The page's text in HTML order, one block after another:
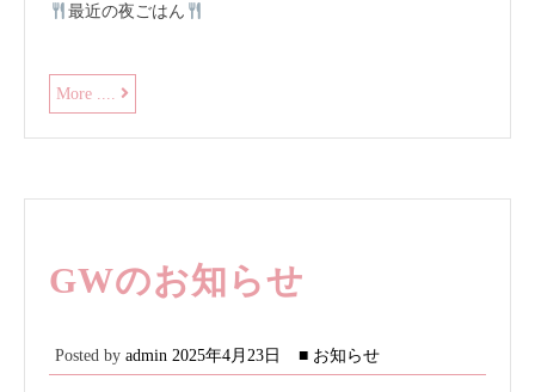
最近の夜ごはん
More .... 学
生
会
GWのお知らせ
Posted by admin 2025年4月23日 ■ お知らせ